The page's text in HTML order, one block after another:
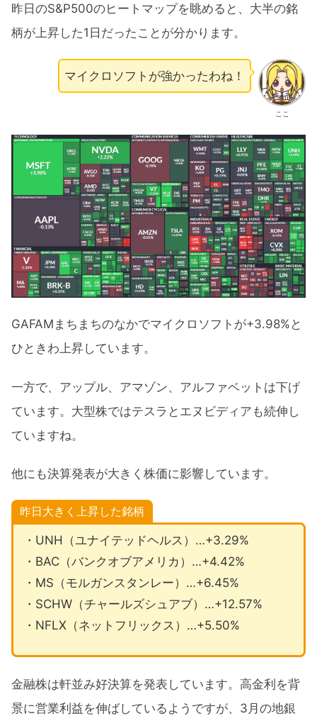
昨日のS&P500のヒートマップを眺めると、大半の銘
柄が上昇した1日だったことが分かります。
ここ
マイクロソフトが強かったわね！
GAFAMまちまちのなかでマイクロソフトが+3.98%と
ひときわ上昇しています。
一方で、アップル、アマゾン、アルファベットは下げ
ています。大型株ではテスラとエヌビディアも続伸し
ていますね。
他にも決算発表が大きく株価に影響しています。
昨日大きく上昇した銘柄
・UNH（ユナイテッドヘルス）…+3.29%
・BAC（バンクオブアメリカ）…+4.42%
・MS（モルガンスタンレー）…+6.45%
・SCHW（チャールズシュアブ）…+12.57%
・NFLX（ネットフリックス）…+5.50%
金融株は軒並み好決算を発表しています。高金利を背
景に営業利益を伸ばしているようですが、3月の地銀